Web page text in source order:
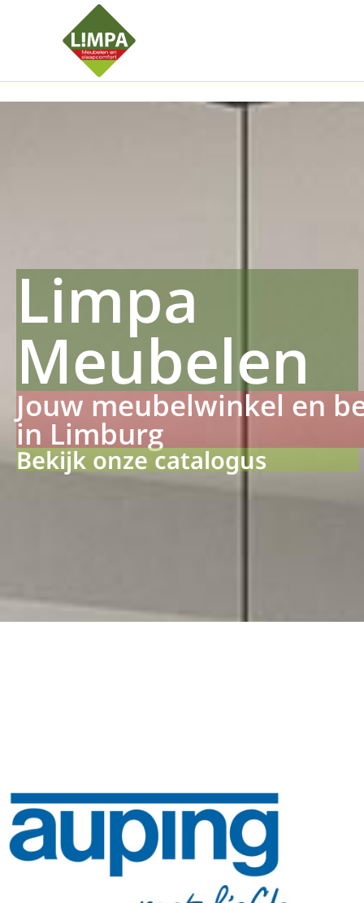
Anhangerma Sommersch
Limpa
Meubelen
Jouw meubelwinkel en
in Limburg
Bekijk onze catalogus